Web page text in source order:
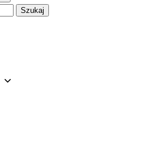
Szukaj